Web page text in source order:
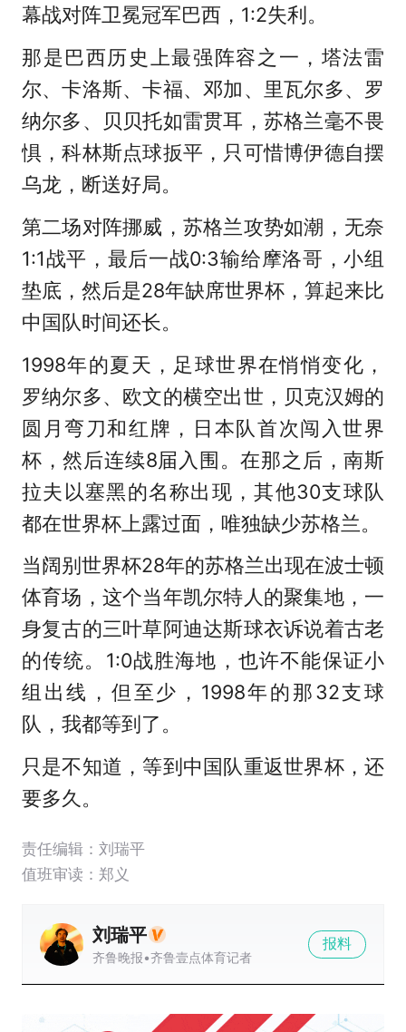
幕战对阵卫冕冠军巴西，1:2失利。
那是巴西历史上最强阵容之一，塔法雷
尔、卡洛斯、卡福、邓加、里瓦尔多、罗
纳尔多、贝贝托如雷贯耳，苏格兰毫不畏
惧，科林斯点球扳平，只可惜博伊德自摆
乌龙，断送好局。
第二场对阵挪威，苏格兰攻势如潮，无奈
1:1战平，最后一战0:3输给摩洛哥，小组
垫底，然后是28年缺席世界杯，算起来比
中国队时间还长。
1998年的夏天，足球世界在悄悄变化，
罗纳尔多、欧文的横空出世，贝克汉姆的
圆月弯刀和红牌，日本队首次闯入世界
杯，然后连续8届入围。在那之后，南斯
拉夫以塞黑的名称出现，其他30支球队
都在世界杯上露过面，唯独缺少苏格兰。
当阔别世界杯28年的苏格兰出现在波士顿
体育场，这个当年凯尔特人的聚集地，一
身复古的三叶草阿迪达斯球衣诉说着古老
的传统。1:0战胜海地，也许不能保证小
组出线，但至少，1998年的那32支球
队，我都等到了。
只是不知道，等到中国队重返世界杯，还
要多久。
责任编辑：刘瑞平
值班审读：郑义
刘瑞平
齐鲁晚报•齐鲁壹点体育记者
报料